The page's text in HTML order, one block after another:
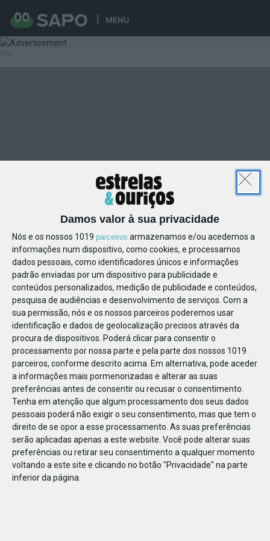
Damos valor à sua privacidade
Nós e os nossos 1019 parceiros armazenamos e/ou acedemos a
informações num dispositivo, como cookies, e processamos
dados pessoais, como identificadores únicos e informações
padrão enviadas por um dispositivo para publicidade e
conteúdos personalizados, medição de publicidade e conteúdos,
pesquisa de audiências e desenvolvimento de serviços. Com a
sua permissão, nós e os nossos parceiros poderemos usar
identificação e dados de geolocalização precisos através da
procura de dispositivos. Poderá clicar para consentir o
processamento por nossa parte e pela parte dos nossos 1019
parceiros, conforme descrito acima. Em alternativa, pode aceder
a informações mais pormenorizadas e alterar as suas
preferências antes de consentir ou recusar o consentimento.
Tenha em atenção que algum processamento dos seus dados
pessoais poderá não exigir o seu consentimento, mas que tem o
direito de se opor a esse processamento. As suas preferências
serão aplicadas apenas a este website. Você pode alterar suas
preferências ou retirar seu consentimento a qualquer momento
voltando a este site e clicando no botão "Privacidade" na parte
inferior da página.
MENU
647041835253065